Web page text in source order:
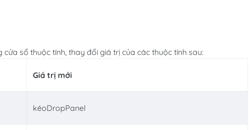
sổ thuộc tính, thay đổi giá trị của các thuộc tính sau:
Giá trị mới
kéoDropPanel